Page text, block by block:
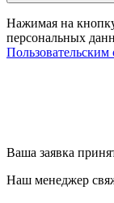
Нажимая на
персональных
Ваша заявка
Наш менеджер